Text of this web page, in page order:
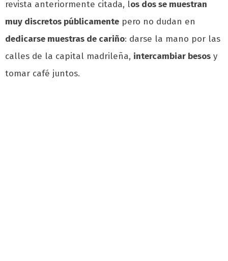
revista anteriormente citada, los dos se muestran
muy discretos públicamente pero no dudan en
dedicarse muestras de cariño: darse la mano por las
calles de la capital madrileña, intercambiar besos y
tomar café juntos.